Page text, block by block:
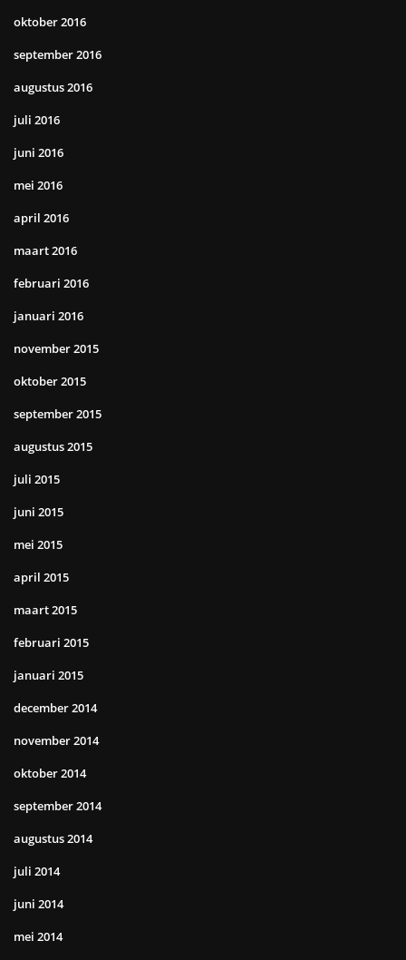
oktober 2016
september 2016
augustus 2016
juli 2016
juni 2016
mei 2016
april 2016
maart 2016
februari 2016
januari 2016
november 2015
oktober 2015
september 2015
augustus 2015
juli 2015
juni 2015
mei 2015
april 2015
maart 2015
februari 2015
januari 2015
december 2014
november 2014
oktober 2014
september 2014
augustus 2014
juli 2014
juni 2014
mei 2014